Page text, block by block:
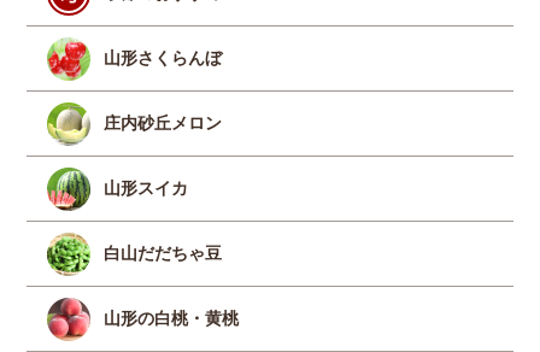
山形さくらんぼ
庄内砂丘メロン
山形スイカ
白山だだちゃ豆
山形の白桃・黄桃